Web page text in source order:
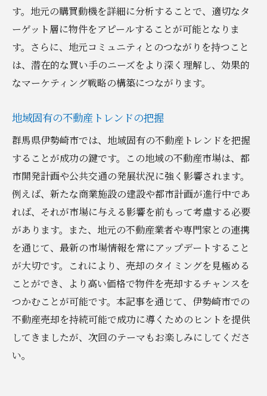
す。地元の購買動機を詳細に分析することで、適切なタ
ーゲット層に物件をアピールすることが可能となりま
す。さらに、地元コミュニティとのつながりを持つこと
は、潜在的な買い手のニーズをより深く理解し、効果的
なマーケティング戦略の構築につながります。
地域固有の不動産トレンドの把握
群馬県伊勢崎市では、地域固有の不動産トレンドを把握
することが成功の鍵です。この地域の不動産市場は、都
市開発計画や公共交通の発展状況に強く影響されます。
例えば、新たな商業施設の建設や都市計画が進行中であ
れば、それが市場に与える影響を前もって考慮する必要
があります。また、地元の不動産業者や専門家との連携
を通じて、最新の市場情報を常にアップデートすること
が大切です。これにより、売却のタイミングを見極める
ことができ、より高い価格で物件を売却するチャンスを
つかむことが可能です。本記事を通じて、伊勢崎市での
不動産売却を持続可能で成功に導くためのヒントを提供
してきましたが、次回のテーマもお楽しみにしてくださ
い。